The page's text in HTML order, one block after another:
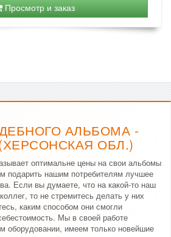
Просмотр и заказ
АЛЬБОМА -
ОБЛ.)
оптимальне цены на свои альбомы
подарить нашим потребителям лучшее
Если вы думаете, что на какой-то наш
то не стремитесь делать у них
каким способом они смогли
Мы в своей работе
оборудовании, имеем только новейшие